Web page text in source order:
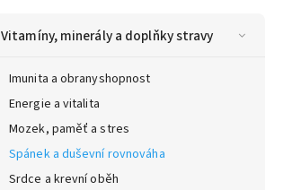
Vitamíny, minerály a doplňky stravy
Imunita a obranyshopnost
Energie a vitalita
Mozek, paměť a stres
Spánek a duševní rovnováha
Srdce a krevní oběh